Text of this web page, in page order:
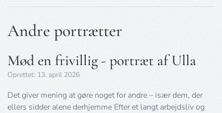
Andre portrætter
Mød en frivillig - portræt af Ulla
Oprettet: 13. april 2026
Det giver mening at gøre noget for andre – især dem, der
ellers sidder alene derhjemme Efter et langt arbejdsliv og